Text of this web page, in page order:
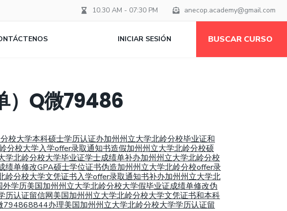
10.30 AM - 07:30 PM anecop.academy@gmail.com
INICIAR SESIÓN BUSCAR CURSO
）Q微79486
校大学本科硕士学历认证办加州州立大学北岭分校毕业证和
分校大学入学offer录取通知书造假加州州立大学北岭分校硕
北岭分校大学毕业证学士成绩单补办加州州立大学北岭分校
单修改GPA硕士学位证书伪造加州州立大学北岭分校offer录
分校大学文凭证书入学offer录取通知书补办加州州立大学北
学历美国加州州立大学北岭分校大学假毕业证成绩单修改伪
历认证留信网美国加州州立大学北岭分校大学文凭证书和本科
794868844办理美国加州州立大学北岭分校大学学历认证留